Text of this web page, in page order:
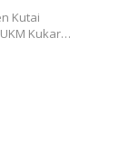
Kutai
Kukar…